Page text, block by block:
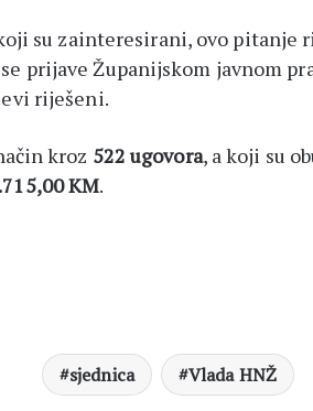
su zainteresirani, ovo
prijave Županijskom javnom
riješeni.
kroz 522 ugovora, a koji su
KM.
sjednica Vlada HNŽ